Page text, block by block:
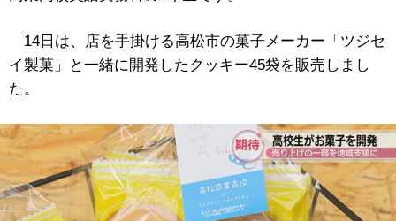
14日は、店を手掛ける高松市の菓子メーカー「ツジセ
イ製菓」と一緒に開発したクッキー45袋を販売しまし
た。